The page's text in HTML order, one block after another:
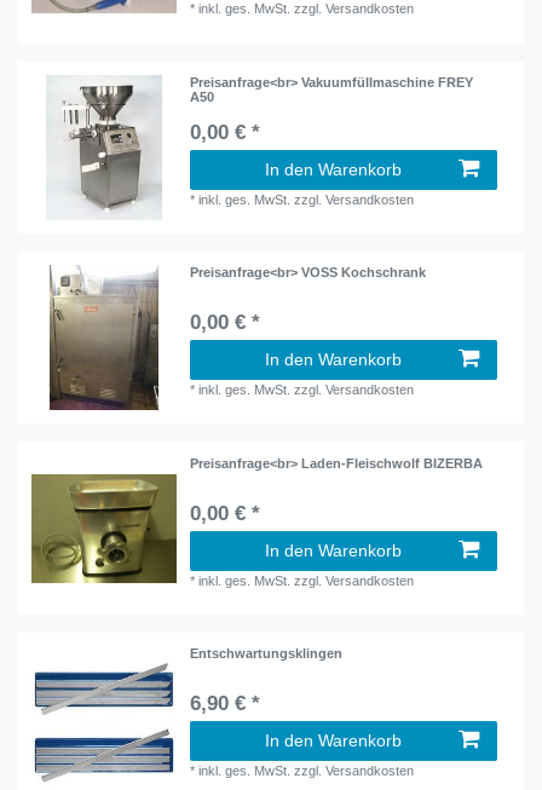
*inkl. ges. MwSt. zzgl.Versandkosten
Preisanfrage<br> Vakuumfüllmaschine FREY
A50
0,00 € *
In den Warenkorb
*inkl. ges. MwSt. zzgl.Versandkosten
Preisanfrage<br> VOSS Kochschrank
0,00 € *
In den Warenkorb
*inkl. ges. MwSt. zzgl.Versandkosten
Preisanfrage<br> Laden-Fleischwolf BIZERBA
0,00 € *
In den Warenkorb
*inkl. ges. MwSt. zzgl.Versandkosten
Entschwartungsklingen
6,90 € *
In den Warenkorb
*inkl. ges. MwSt. zzgl.Versandkosten